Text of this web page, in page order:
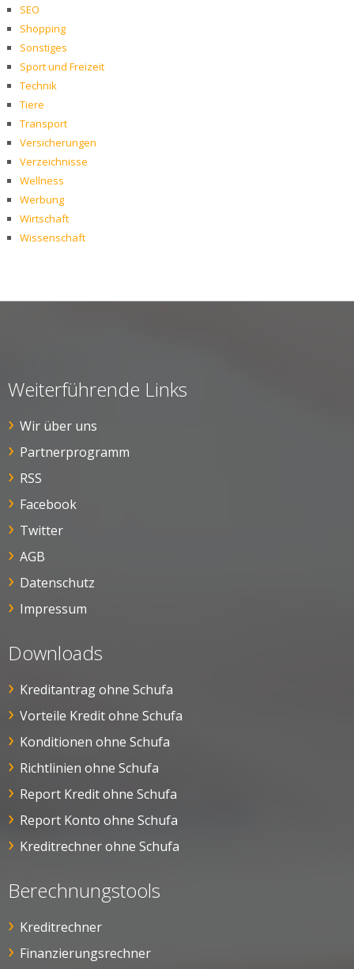
SEO
Shopping
Sonstiges
Sport und Freizeit
Technik
Tiere
Transport
Versicherungen
Verzeichnisse
Wellness
Werbung
Wirtschaft
Wissenschaft
Weiterführende Links
Wir über uns
Partnerprogramm
RSS
Facebook
Twitter
AGB
Datenschutz
Impressum
Downloads
Kreditantrag ohne Schufa
Vorteile Kredit ohne Schufa
Konditionen ohne Schufa
Richtlinien ohne Schufa
Report Kredit ohne Schufa
Report Konto ohne Schufa
Kreditrechner ohne Schufa
Berechnungstools
Kreditrechner
Finanzierungsrechner